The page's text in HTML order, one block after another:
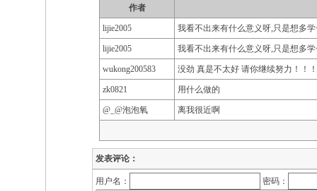
作者
lijie2005 我看不出来有什么意义呀,只是想多
lijie2005 我看不出来有什么意义呀,只是想多
wukong200583 没劲 真是不太好 请你继续努力！！
zk0821 用什么做的
@_@泡泡氧 离我很近啊
发表评论：
用户名： 密码：